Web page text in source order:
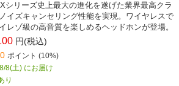
シリーズ史上最大の進化を遂げた業界最高クラ
イズキャンセリング性能を実現。ワイヤレスで
レゾ級の高音質を楽しめるヘッドホンが登場。
円(税込)
ポイント (10%)
8(土) にお届け
り